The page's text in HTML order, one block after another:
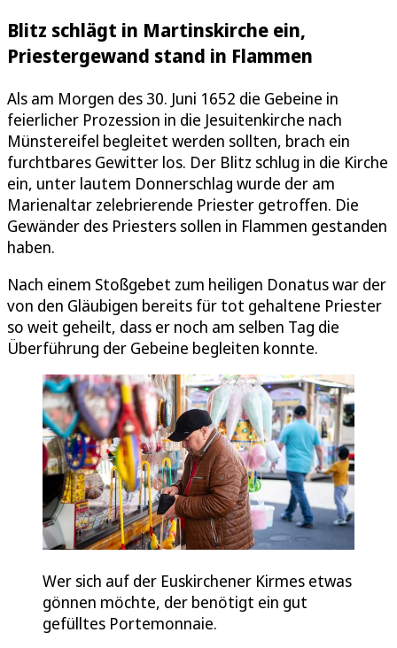
Blitz schlägt in Martinskirche ein,
Priestergewand stand in Flammen
Als am Morgen des 30. Juni 1652 die Gebeine in
feierlicher Prozession in die Jesuitenkirche nach
Münstereifel begleitet werden sollten, brach ein
furchtbares Gewitter los. Der Blitz schlug in die Kirche
ein, unter lautem Donnerschlag wurde der am
Marienaltar zelebrierende Priester getroffen. Die
Gewänder des Priesters sollen in Flammen gestanden
haben.
Nach einem Stoßgebet zum heiligen Donatus war der
von den Gläubigen bereits für tot gehaltene Priester
so weit geheilt, dass er noch am selben Tag die
Überführung der Gebeine begleiten konnte.
Wer sich auf der Euskirchener Kirmes etwas
gönnen möchte, der benötigt ein gut
gefülltes Portemonnaie.